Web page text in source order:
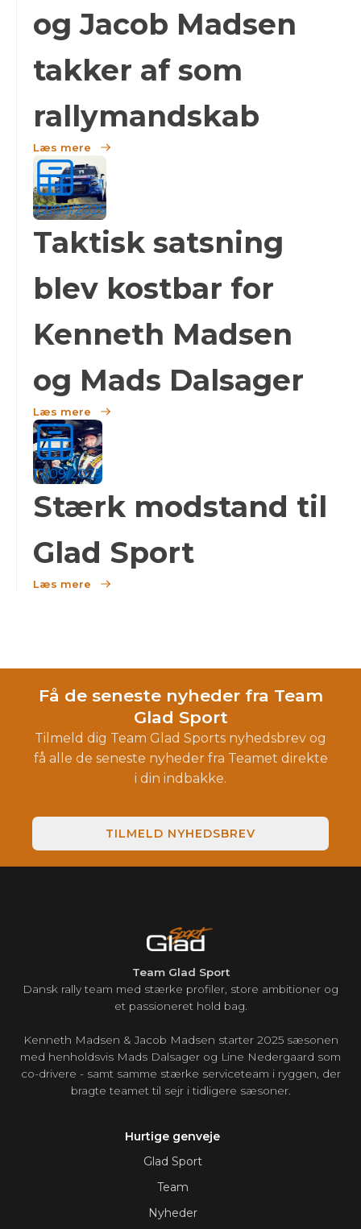
og Jacob Madsen
takker af som
rallymandskab
Læs mere
22/09/2025
Taktisk satsning
blev kostbar for
Kenneth Madsen
og Mads Dalsager
Læs mere
17/09/2025
Stærk modstand til
Glad Sport
Læs mere
Få de seneste nyheder fra Team
Glad Sport
Tilmeld dig Team Glad Sports nyhedsbrev og
få alle de seneste nyheder fra Teamet direkte
i din indbakke.
TILMELD NYHEDSBREV
Team Glad Sport
Dansk rally team med stærke profiler, store ambitioner og
et passioneret hold bag.
Kenneth Madsen & Jacob Madsen starter 2025 sæsonen
med henholdsvis Mads Dalsager og Line Nedergaard som
co-drivere - samt samme stærke serviceteam i ryggen, der
bragte teamet til sejr i tidligere sæsoner.
Hurtige genveje
Glad Sport
Team
Nyheder